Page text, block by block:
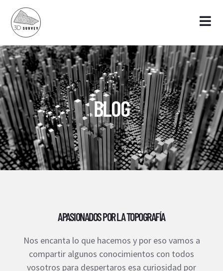
BLOG
APASIONADOS POR LA TOPOGRAFÍA
Nos encanta lo que hacemos y por eso vamos a
compartir algunos conocimientos con todos
vosotros para despertaros esa curiosidad por